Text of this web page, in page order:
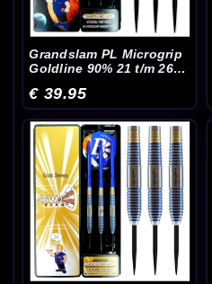
Grandslam PL Microgrip
Goldline 90% 21 t/m 26
€ 39.95